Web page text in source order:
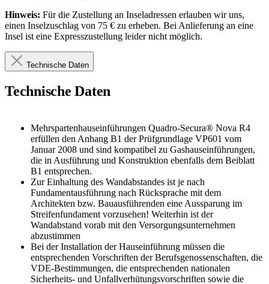
Hinweis: Für die Zustellung an Inseladressen erlauben wir uns,
einen Inselzuschlag von 75 € zu erheben. Bei Anlieferung an eine
Insel ist eine Expresszustellung leider nicht möglich.
Technische Daten
Technische Daten
Mehrspartenhauseinführungen Quadro-Secura® Nova R4
erfüllen den Anhang B1 der Prüfgrundlage VP601 vom
Januar 2008 und sind kompatibel zu Gashauseinführungen,
die in Ausführung und Konstruktion ebenfalls dem Beiblatt
B1 entsprechen.
Zur Einhaltung des Wandabstandes ist je nach
Fundamentausführung nach Rücksprache mit dem
Architekten bzw. Bauausführenden eine Aussparung im
Streifenfundament vorzusehen! Weiterhin ist der
Wandabstand vorab mit den Versorgungsunternehmen
abzustimmen
Bei der Installation der Hauseinführung müssen die
entsprechenden Vorschriften der Berufsgenossenschaften, die
VDE-Bestimmungen, die entsprechenden nationalen
Sicherheits- und Unfallverhütungsvorschriften sowie die